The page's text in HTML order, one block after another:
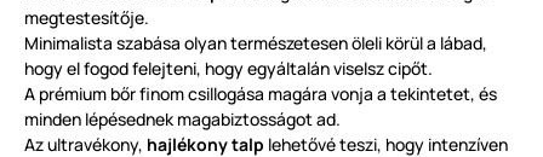
megtestesítője.
Minimalista szabása olyan természetesen öleli körül a lábad,
hogy el fogod felejteni, hogy egyáltalán viselsz cipőt.
A prémium bőr finom csillogása magára vonja a tekintetet, és
minden lépésednek magabiztosságot ad.
Az ultravékony, hajlékony talp lehetővé teszi, hogy intenzíven